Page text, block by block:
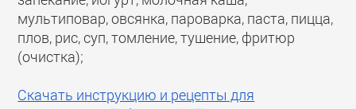
мультиповар, овсянка, пароварка, паста, пицца,
плов, рис, суп, томление, тушение, фритюр
(очистка);
Скачать инструкцию и рецепты для